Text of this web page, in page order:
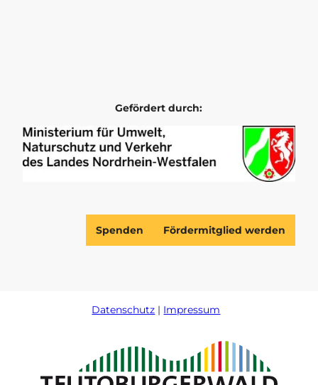
m
Gefördert durch:
Spenden Fördermitglied werden
Datenschutz Impressum